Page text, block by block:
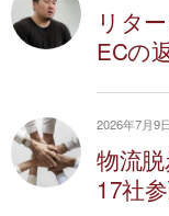
リタ
ECの
2026年7月9日
物流脱
17社